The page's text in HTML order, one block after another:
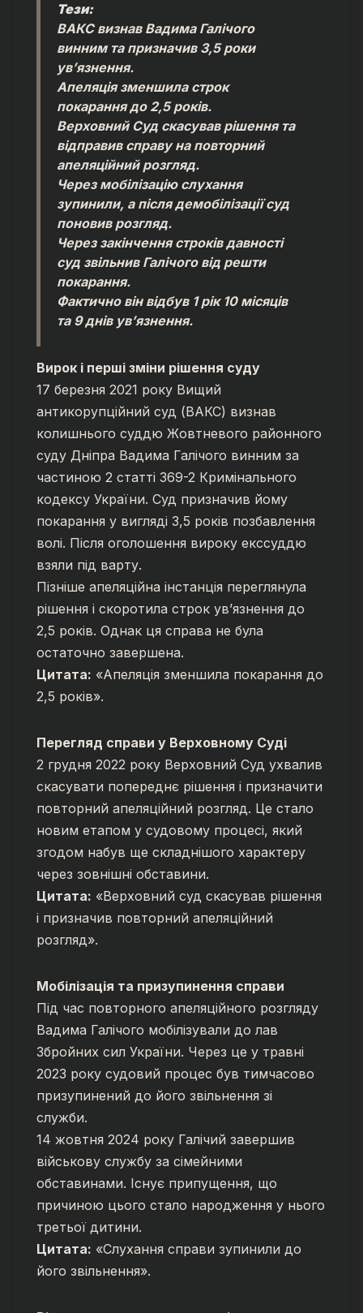
Тези:
ВАКС визнав Вадима Галічого
винним та призначив 3,5 роки
ув’язнення.
Апеляція зменшила строк
покарання до 2,5 років.
Верховний Суд скасував рішення та
відправив справу на повторний
апеляційний розгляд.
Через мобілізацію слухання
зупинили, а після демобілізації суд
поновив розгляд.
Через закінчення строків давності
суд звільнив Галічого від решти
покарання.
Фактично він відбув 1 рік 10 місяців
та 9 днів ув’язнення.
Вирок і перші зміни рішення суду
17 березня 2021 року Вищий
антикорупційний суд (ВАКС) визнав
колишнього суддю Жовтневого районного
суду Дніпра Вадима Галічого винним за
частиною 2 статті 369-2 Кримінального
кодексу України. Суд призначив йому
покарання у вигляді 3,5 років позбавлення
волі. Після оголошення вироку екссуддю
взяли під варту.
Пізніше апеляційна інстанція переглянула
рішення і скоротила строк ув’язнення до
2,5 років. Однак ця справа не була
остаточно завершена.
Цитата: «Апеляція зменшила покарання до
2,5 років».
Перегляд справи у Верховному Суді
2 грудня 2022 року Верховний Суд ухвалив
скасувати попереднє рішення і призначити
повторний апеляційний розгляд. Це стало
новим етапом у судовому процесі, який
згодом набув ще складнішого характеру
через зовнішні обставини.
Цитата: «Верховний суд скасував рішення
і призначив повторний апеляційний
розгляд».
Мобілізація та призупинення справи
Під час повторного апеляційного розгляду
Вадима Галічого мобілізували до лав
Збройних сил України. Через це у травні
2023 року судовий процес був тимчасово
призупинений до його звільнення зі
служби.
14 жовтня 2024 року Галічий завершив
військову службу за сімейними
обставинами. Існує припущення, що
причиною цього стало народження у нього
третьої дитини.
Цитата: «Слухання справи зупинили до
його звільнення».